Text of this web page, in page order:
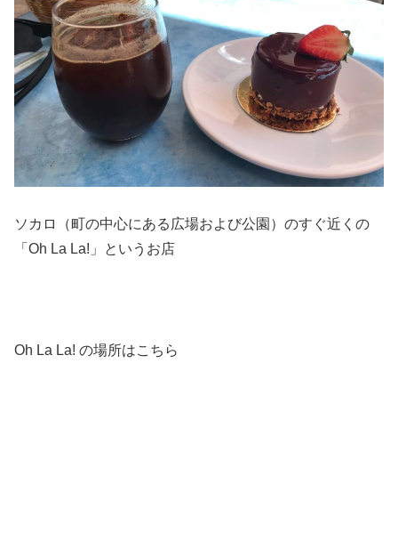
ソカロ（町の中心にある広場および公園）のすぐ近くの
「Oh La La!」というお店
Oh La La! の場所はこちら